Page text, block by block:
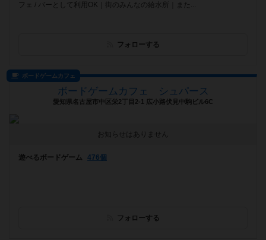
フェ / バーとして利用OK｜街のみんなの給水所｜また...
フォローする
ボードゲームカフェ
ボードゲームカフェ シュパース
愛知県名古屋市中区栄2丁目2-1 広小路伏見中駒ビル6C
お知らせはありません
遊べるボードゲーム 476個
フォローする